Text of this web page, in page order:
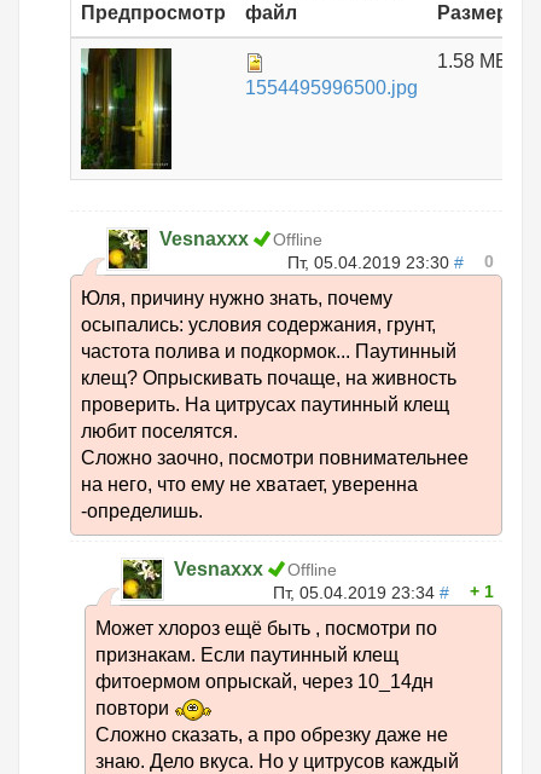
Предпросмотр
файл
Размер
1554495996500.jpg
1.58 МБ
Vesnaxxx
Offline
Пт, 05.04.2019 23:30 # 0
Юля, причину нужно знать, почему
осыпались: условия содержания, грунт,
частота полива и подкормок... Паутинный
клещ? Опрыскивать почаще, на живность
проверить. На цитрусах паутинный клещ
любит поселятся.
Сложно заочно, посмотри повнимательнее
на него, что ему не хватает, уверенна
-определишь.
Vesnaxxx
Offline
Пт, 05.04.2019 23:34 # 1
Может хлороз ещё быть , посмотри по
признакам. Если паутинный клещ
фитоермом опрыскай, через 10_14дн
повтори
Сложно сказать, а про обрезку даже не
знаю. Дело вкуса. Но у цитрусов каждый